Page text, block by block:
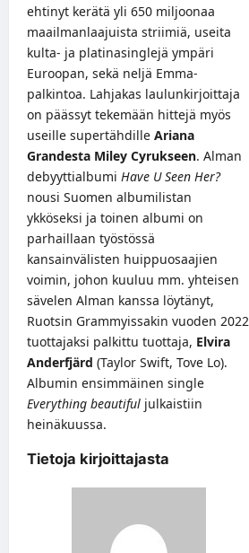
ehtinyt kerätä yli 650 miljoonaa
maailmanlaajuista striimiä, useita
kulta- ja platinasinglejä ympäri
Euroopan, sekä neljä Emma-
palkintoa. Lahjakas laulunkirjoittaja
on päässyt tekemään hittejä myös
useille supertähdille Ariana
Grandesta Miley Cyrukseen. Alman
debyyttialbumi Have U Seen Her?
nousi Suomen albumilistan
ykköseksi ja toinen albumi on
parhaillaan työstössä
kansainvälisten huippuosaajien
voimin, johon kuuluu mm. yhteisen
sävelen Alman kanssa löytänyt,
Ruotsin Grammyissakin vuoden 2022
tuottajaksi palkittu tuottaja, Elvira
Anderfjärd (Taylor Swift, Tove Lo).
Albumin ensimmäinen single
Everything beautiful julkaistiin
heinäkuussa.
Tietoja kirjoittajasta